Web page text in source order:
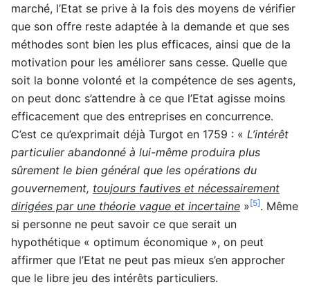
marché, l’Etat se prive à la fois des moyens de vérifier
que son offre reste adaptée à la demande et que ses
méthodes sont bien les plus efficaces, ainsi que de la
motivation pour les améliorer sans cesse. Quelle que
soit la bonne volonté et la compétence de ses agents,
on peut donc s’attendre à ce que l’Etat agisse moins
efficacement que des entreprises en concurrence.
C’est ce qu’exprimait déjà Turgot en 1759 : « L’intérêt
particulier abandonné à lui-même produira plus
sûrement le bien général que les opérations du
gouvernement, toujours fautives et nécessairement
dirigées par une théorie vague et incertaine »[5]. Même
si personne ne peut savoir ce que serait un
hypothétique « optimum économique », on peut
affirmer que l’Etat ne peut pas mieux s’en approcher
que le libre jeu des intérêts particuliers.